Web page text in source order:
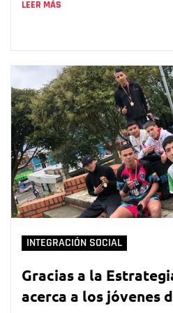
LEER MÁS
INTEGRACIÓN SOCIAL
Gracias a la
acerca a los jóvenes